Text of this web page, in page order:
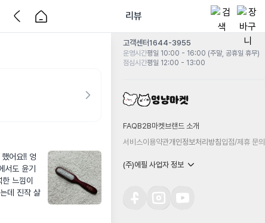
리뷰
어요!! 엉
서도 윤기
느낌이
데 진작 살
고객센터1644-3955
운영시간평일 10:00 - 16:00 (주말, 공휴일 휴무)
점심시간평일 12:00 - 13:00
FAQB2B마켓 브랜드 소개
서비스이용약관개인정보처리방침입점/제휴 문의
(주)에필 사업자 정보